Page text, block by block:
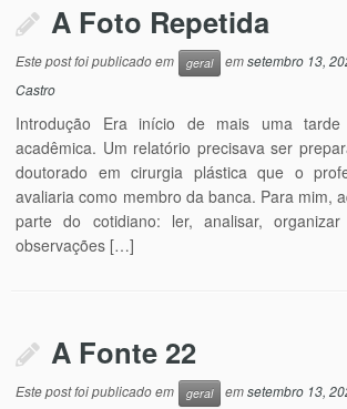
A Foto Repetida
Este post foi publicado em geral emsetembro 13,
Castro
Introdução Era início de mais uma
acadêmica. Um relatório precisava ser
doutorado em cirurgia plástica que o
avaliaria como membro da banca. Para mim,
parte do cotidiano: ler, analisar,
observações […]
A Fonte 22
Este post foi publicado em geral emsetembro 13,